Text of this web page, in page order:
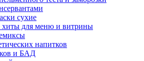
сухие
хиты для меню и витрины
напитков
и БАД